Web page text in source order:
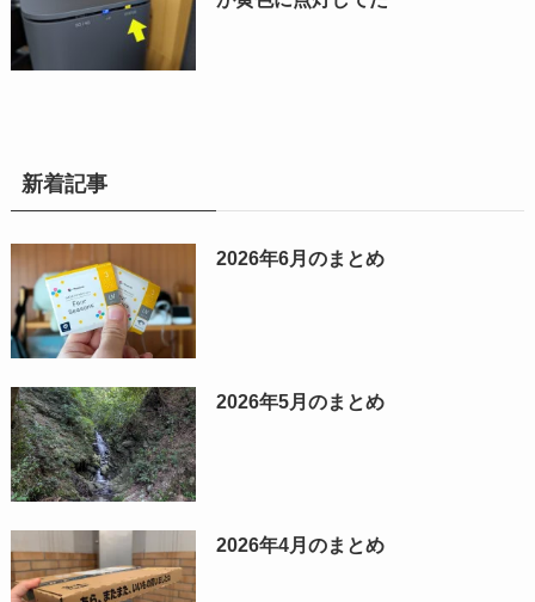
新着記事
2026年6月のまとめ
2026年5月のまとめ
2026年4月のまとめ